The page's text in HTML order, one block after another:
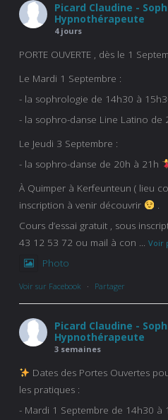
Picard Claudine -
Hypnothérapeute
4 jours
PORTE OUVERTE , dès le 1
Le Mardi 1 Septembre :
- la sophrologie de 14h30 à
- la sophro-danse Line Latino de
Le Jeudi 3 Septembre :
- la sophro-danse de 20h à 21h
À Quimper à Kerfeunteun ( lieu
inscription à venir découvrir
.
Cours d’essai gratuit , sous
43 12 53 72 ou mail à con ... Voir
Photo
Voir sur Facebook · Partager
Picard Claudine -
Hypnothérapeute
3 semaines
Dates des Portes Ouvertes
les pratiques :
- Mardi 1 Septembre de 14h30